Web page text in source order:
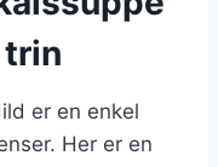
er en enkel
Her er en